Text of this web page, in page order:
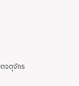
จตุจักร